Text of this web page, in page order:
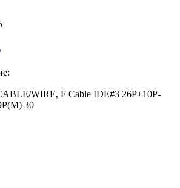
WIRE, F Cable IDE#3 26P+10P-
30